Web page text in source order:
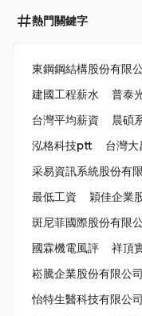
熱門關鍵字
東鋼鋼結構股份有限
建國工程薪水
普泰
台灣平均薪資
晨碩
泓格科技ptt
台灣大
采易資訊系統股份有
最低工資
穎佳企業
斑尼菲國際股份有限
國霖機電風評
祥頂
崧騰企業股份有限公司
怡特生醫科技有限公司